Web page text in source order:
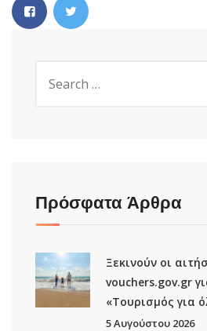
Πρόσφατα Άρθρα
Ξεκινούν οι
vouchers.gov.gr
«Τουρισμός για
5 Αυγούστου 2026